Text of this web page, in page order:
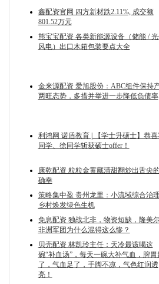
鑫配资官网 四方新材跌2.11%, 成交额
801.52万元
熊宝宝配资 各类新能源设备（储能 /
风电）出口木箱包装要点大全
金来源配资 爱旭股份：ABC组件保持
两旺态势，多措并举进一步降低负债率
利鸿网 诺盾教育 | 【学士升硕士】恭喜
同学、徐同学斩获硕士offer！
康乾配资 粒粒金黄藏清甜翻炒出舌尖
确幸
策略集中盈 贵州龙里：小流域综合治
乡村焕发绿色生机
免息配资 独战北非，物资短缺，隆美
非洲军团为什么混得这么惨？
贝壳配资 林凯玲主任：天冷最该喝这
碗“补血汤”，每天一碗大补气血，脾胃
了，气血足了，手脚不凉，气色红润透
亮！